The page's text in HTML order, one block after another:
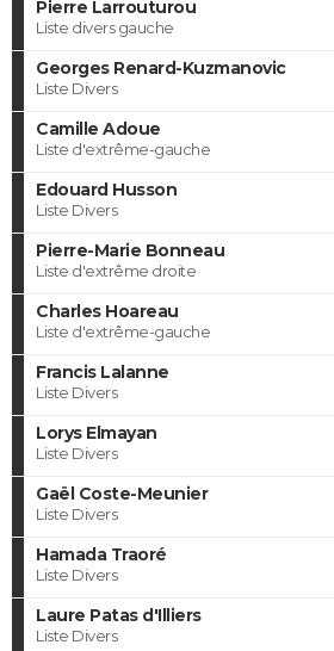
Pierre Larrouturou
Liste divers gauche
Georges Renard-Kuzmanovic
Liste Divers
Camille Adoue
Liste d'extrême-gauche
Edouard Husson
Liste Divers
Pierre-Marie Bonneau
Liste d'extrême droite
Charles Hoareau
Liste d'extrême-gauche
Francis Lalanne
Liste Divers
Lorys Elmayan
Liste Divers
Gaël Coste-Meunier
Liste Divers
Hamada Traoré
Liste Divers
Laure Patas d'Illiers
Liste Divers